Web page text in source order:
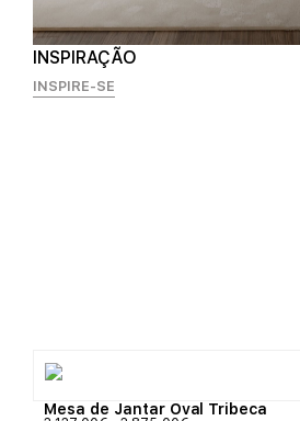
INSPIRAÇÃO
INSPIRE-SE
Mesa de Jantar Oval Tribeca